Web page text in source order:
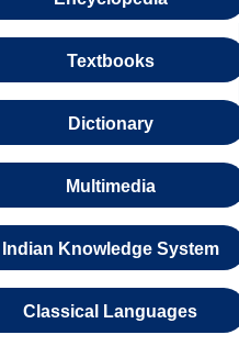
Textbooks
Dictionary
Multimedia
Indian Knowledge System
Classical Languages